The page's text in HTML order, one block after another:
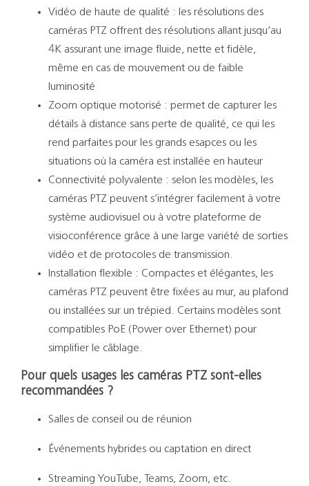
Vidéo de haute de qualité : les résolutions des
caméras PTZ offrent des résolutions allant jusqu’au
4K assurant une image fluide, nette et fidèle,
même en cas de mouvement ou de faible
luminosité
Zoom optique motorisé : permet de capturer les
détails à distance sans perte de qualité, ce qui les
rend parfaites pour les grands esapces ou les
situations où la caméra est installée en hauteur
Connectivité polyvalente : selon les modèles, les
caméras PTZ peuvent s’intégrer facilement à votre
système audiovisuel ou à votre plateforme de
visioconférence grâce à une large variété de sorties
vidéo et de protocoles de transmission.
Installation flexible : Compactes et élégantes, les
caméras PTZ peuvent être fixées au mur, au plafond
ou installées sur un trépied. Certains modèles sont
compatibles PoE (Power over Ethernet) pour
simplifier le câblage.
Pour quels usages les caméras PTZ sont-elles
recommandées ?
Salles de conseil ou de réunion
Événements hybrides ou captation en direct
Streaming YouTube, Teams, Zoom, etc.